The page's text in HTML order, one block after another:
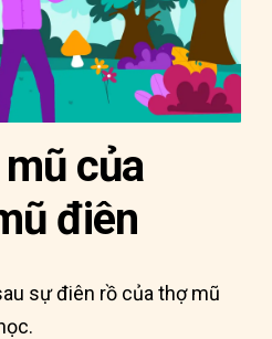
của
điên
sự điên rồ của thợ mũ